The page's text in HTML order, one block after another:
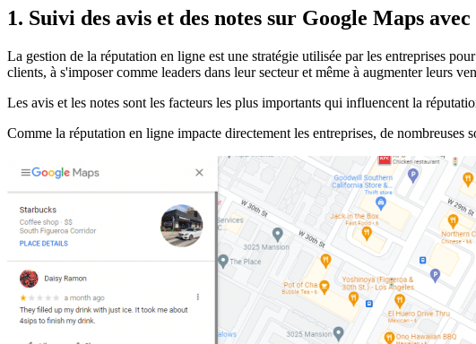
1. Suivi des avis et des notes sur Google Maps
La gestion de la réputation en ligne est une stratégie utilisée par les entreprises
clients, à s'imposer comme leaders dans leur secteur et même à augmenter leurs
Les avis et les notes sont les facteurs les plus importants qui influencent la
Comme la réputation en ligne impacte directement les entreprises, de